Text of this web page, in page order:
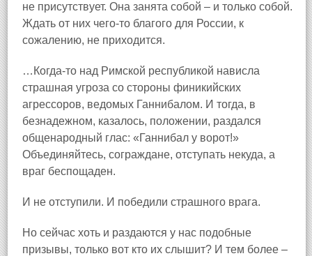
не присутствует. Она занята собой – и только собой.
Ждать от них чего‑то благого для России, к
сожалению, не приходится.
…Когда‑то над Римской республикой нависла
страшная угроза со стороны финикийских
агрессоров, ведомых Ганнибалом. И тогда, в
безнадежном, казалось, положении, раздался
общенародный глас: «Ганнибал у ворот!»
Объединяйтесь, сограждане, отступать некуда, а
враг беспощаден.
И не отступили. И победили страшного врага.
Но сейчас хоть и раздаются у нас подобные
призывы, только вот кто их слышит? И тем более –